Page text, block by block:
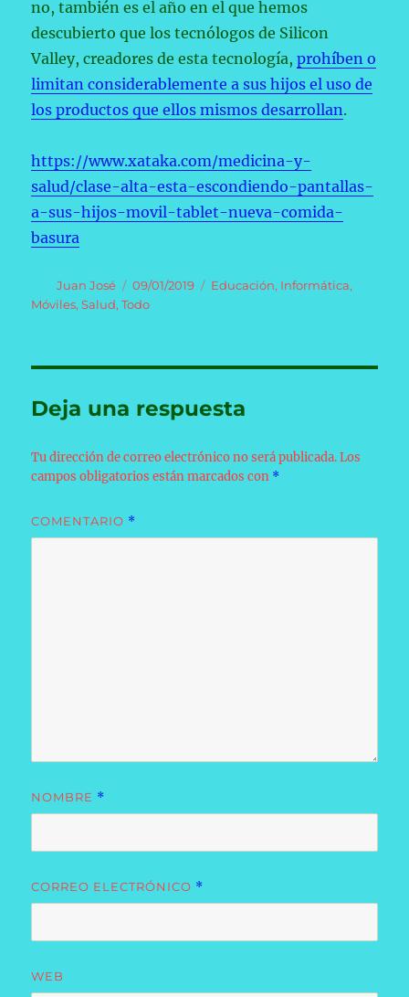
no, también es el año en el que hemos
descubierto que los tecnólogos de Silicon
Valley, creadores de esta tecnología,prohíben o
limitan considerablemente a sus hijos el uso de
los productos que ellos mismos desarrollan.
https://www.xataka.com/medicina-y-
salud/clase-alta-esta-escondiendo-pantallas-
a-sus-hijos-movil-tablet-nueva-comida-
basura
Autor
Juan José
Publicado
el
09/01/2019 Categorías
Educación, Informática,
Móviles,Salud,Todo
Deja una respuesta
Tu dirección de correo electrónico no será publicada. Los
campos obligatorios están marcados con *
COMENTARIO *
NOMBRE *
CORREO ELECTRÓNICO *
WEB